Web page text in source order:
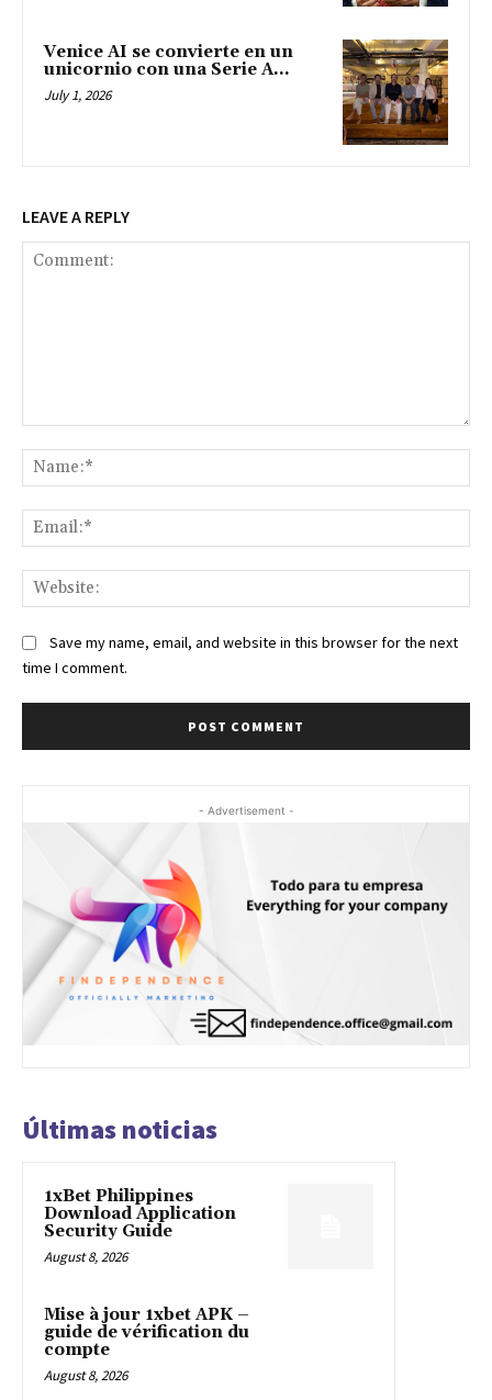
Venice AI se convierte en un
unicornio con una Serie A...
July 1, 2026
LEAVE A REPLY
Save my name, email, and website in this browser for the next
time I comment.
- Advertisement -
Últimas noticias
1xBet Philippines
Download Application
Security Guide
August 8, 2026
Mise à jour 1xbet APK –
guide de vérification du
compte
August 8, 2026